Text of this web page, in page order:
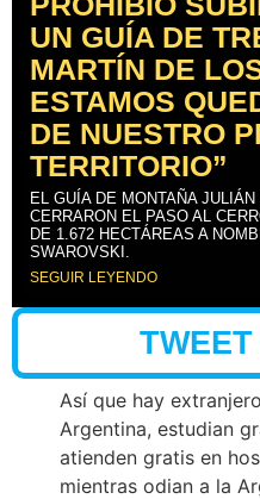
UN GUÍA DE
MARTÍN DE
ESTAMOS
DE NUESTRO
TERRITORIO”
EL GUÍA DE MONTAÑA
CERRARON EL PASO AL
DE 1.672 HECTÁREAS A
SWAROVSKI.
SEGUIR LEYENDO
Así que hay
Argentina, estudian
atienden gratis en
mientras odian a la